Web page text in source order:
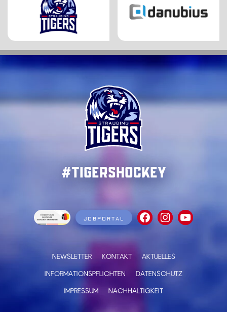
#TigersHockey
JOBPORTAL
NEWSLETTER KONTAKT
AKTUELLES
INFORMATIONSPFLICHTEN
DATENSCHUTZ
IMPRESSUM
NACHHALTIGKEIT